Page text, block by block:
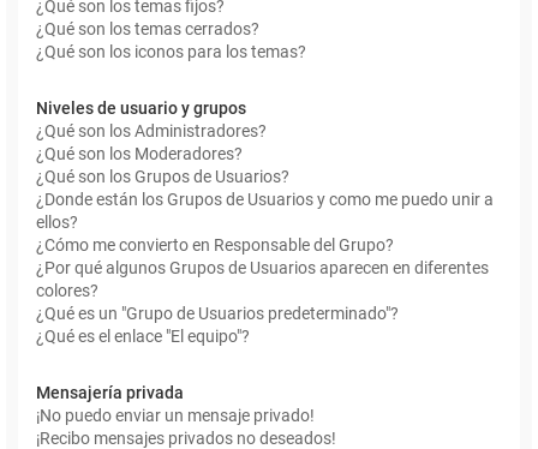
¿Qué son los temas fijos?
¿Qué son los temas cerrados?
¿Qué son los iconos para los temas?
Niveles de usuario y grupos
¿Qué son los Administradores?
¿Qué son los Moderadores?
¿Qué son los Grupos de Usuarios?
¿Donde están los Grupos de Usuarios y como me puedo unir a
ellos?
¿Cómo me convierto en Responsable del Grupo?
¿Por qué algunos Grupos de Usuarios aparecen en diferentes
colores?
¿Qué es un "Grupo de Usuarios predeterminado"?
¿Qué es el enlace "El equipo"?
Mensajería privada
¡No puedo enviar un mensaje privado!
¡Recibo mensajes privados no deseados!